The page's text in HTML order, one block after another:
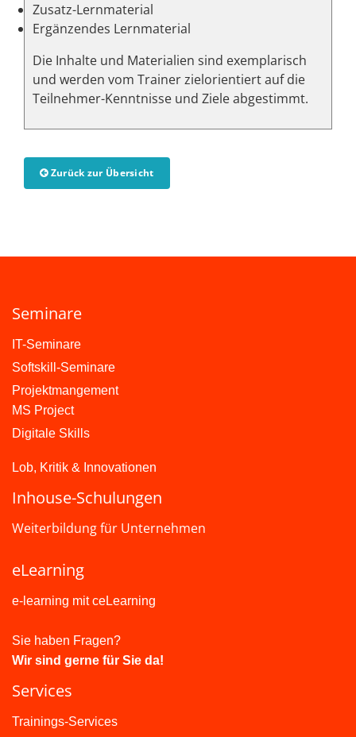
Zusatz-Lernmaterial
Ergänzendes Lernmaterial
Die Inhalte und Materialien sind exemplarisch
und werden vom Trainer zielorientiert auf die
Teilnehmer-Kenntnisse und Ziele abgestimmt.
Zurück zur Übersicht
Seminare
IT-Seminare
Softskill-Seminare
Projektmangement
MS Project
Digitale Skills
Lob, Kritik & Innovationen
Inhouse-Schulungen
Weiterbildung für Unternehmen
eLearning
e-learning mit ceLearning
Sie haben Fragen?
Wir sind gerne für Sie da!
Services
Trainings-Services